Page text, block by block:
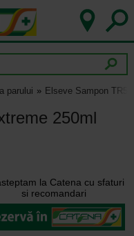
parului Elseve Sampon TR5
250ml
la Catena cu sfaturi
si recomandari